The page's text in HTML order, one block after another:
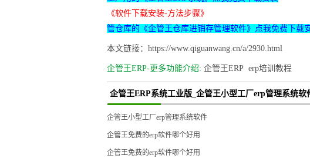
《软件下载安装-方法步骤》
管仓库的《企管王仓库进销存管理软件》点我免费下载
本文链接：https://www.qiguanwang.cn/a/2930.html
企管王ERP-更多功能介绍: 企管王ERP erp培训教程
企管王ERP系统工业版_企管王小型工厂erp管理系统软
企管王小型工厂erp管理系统软件
企管王免费的erp软件哪个好用
企管王免费的erp软件哪个好用